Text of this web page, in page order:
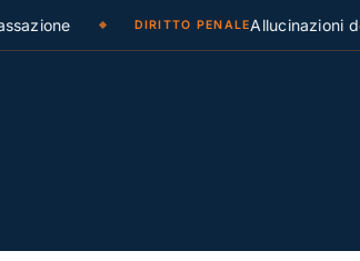
DIRITTO PENALEAllucinazioni dell’IA